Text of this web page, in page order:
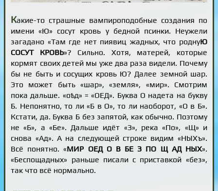
Какие-то страшные вампироподобные создания по
имени «Ю» сосут кровь у бедной псинки. Неужели
загадано «Там где нет пиявиц жадных, что роднуЮ
СОСУТ КРОВЬ»? Сильно. Хотя, матерей, которые
кормят своих детей мы уже два раза видели. Почему
бы не быть и сосущих кровь Ю? Далее земной шар.
Это может быть «шар», «земля», «мир». Смотрим
пока дальше. «оѣд» = «ОЕД». Буква О надета на букву
Б. Непонятно, то ли «Б в О», то ли наоборот, «О в Б».
Кстати, да. Буква Б без запятой, как обычно. Поэтому
не «Б», а «Бе». Дальше идёт «З», река «По», «Щ» и
снова «Ад». А на следующей строке видим «НЫХъ».
Всё понятно. «МИР ОЕД О В БЕ З ПО Щ АД НЫХ».
«Беспощадных» раньше писали с приставкой «без»,
так что всё нормально.